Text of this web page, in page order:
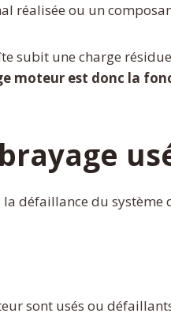
réalisée ou un
subit une charge
moteur est donc la
défaillance du
sont usés ou